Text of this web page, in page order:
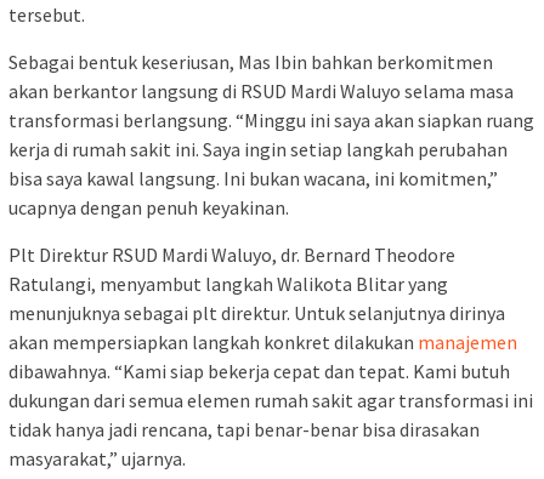
tersebut.
Sebagai bentuk keseriusan, Mas Ibin bahkan berkomitmen
akan berkantor langsung di RSUD Mardi Waluyo selama masa
transformasi berlangsung. “Minggu ini saya akan siapkan ruang
kerja di rumah sakit ini. Saya ingin setiap langkah perubahan
bisa saya kawal langsung. Ini bukan wacana, ini komitmen,”
ucapnya dengan penuh keyakinan.
Plt Direktur RSUD Mardi Waluyo, dr. Bernard Theodore
Ratulangi, menyambut langkah Walikota Blitar yang
menunjuknya sebagai plt direktur. Untuk selanjutnya dirinya
akan mempersiapkan langkah konkret dilakukan manajemen
dibawahnya. “Kami siap bekerja cepat dan tepat. Kami butuh
dukungan dari semua elemen rumah sakit agar transformasi ini
tidak hanya jadi rencana, tapi benar-benar bisa dirasakan
masyarakat,” ujarnya.